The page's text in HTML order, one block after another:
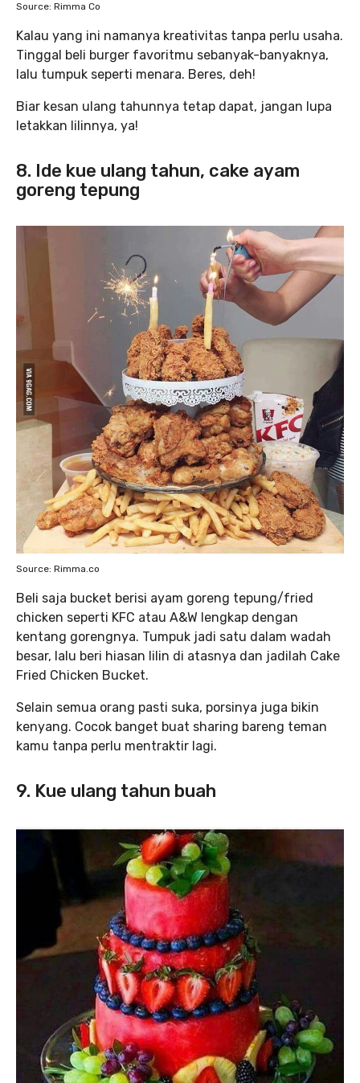
Source: Rimma Co
Kalau yang ini namanya kreativitas tanpa perlu usaha.
Tinggal beli burger favoritmu sebanyak-banyaknya,
lalu tumpuk seperti menara. Beres, deh!
Biar kesan ulang tahunnya tetap dapat, jangan lupa
letakkan lilinnya, ya!
8. Ide kue ulang tahun, cake ayam
goreng tepung
Source: Rimma.co
Beli saja bucket berisi ayam goreng tepung/fried
chicken seperti KFC atau A&W lengkap dengan
kentang gorengnya. Tumpuk jadi satu dalam wadah
besar, lalu beri hiasan lilin di atasnya dan jadilah Cake
Fried Chicken Bucket.
Selain semua orang pasti suka, porsinya juga bikin
kenyang. Cocok banget buat sharing bareng teman
kamu tanpa perlu mentraktir lagi.
9. Kue ulang tahun buah